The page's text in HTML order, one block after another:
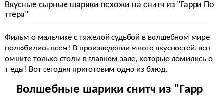
Вкусные сырные шарики похожи на снитч из "Гарри По
ттера"
Фильм о мальчике с тяжелой судьбой в волшебном мире
полюбились всем! В произведении много вкусностей, всп
омните только столы в главном зале, которые ломились о
т еды! Вот сегодня приготовим одно из блюд.
Волшебные шарики снитч из "Гарр